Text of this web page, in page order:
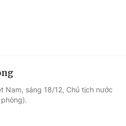
Nam, sáng 18/12, Chủ tịch nước